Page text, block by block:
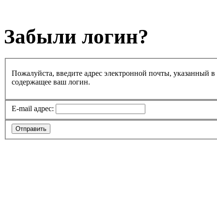
Забыли логин?
Пожалуйста, введите адрес электронной почты, указанный
содержащее ваш логин.
E-mail адрес:
Отправить